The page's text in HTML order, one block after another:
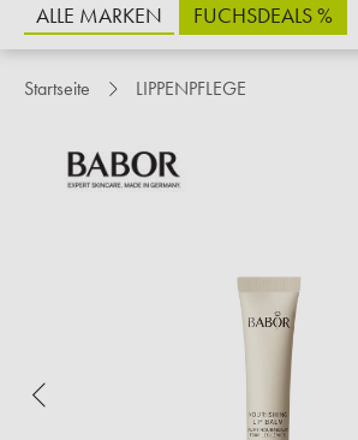
ALLE MARKEN FUCHSDEALS %
Startseite LIPPENPFLEGE